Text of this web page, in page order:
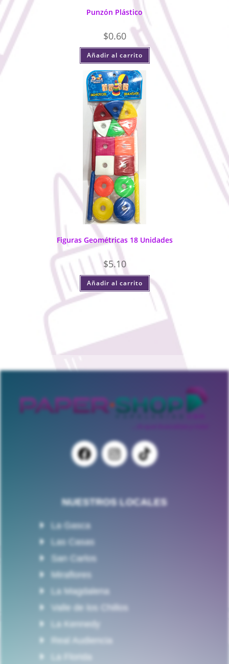
Punzón Plástico
$0.60
Añadir al carrito
Figuras Geométricas 18 Unidades
$5.10
Añadir al carrito
NUESTROS LOCALES
La Gasca
Las Casas
San Carlos
Miraflores
La Magdalena
Valle de los Chillos
La Kennedy
Real Audiencia
La Florida